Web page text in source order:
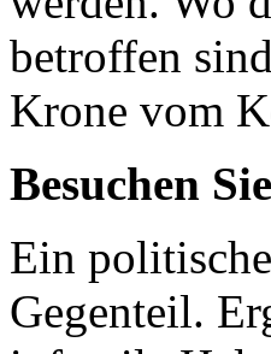
betroffen
Krone vom
Besuchen
Ein
Gegenteil.